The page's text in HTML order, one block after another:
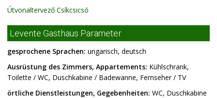
Útvonaltervező Csíkcsicsó
Levente Gasthaus Parameter
gesprochene Sprachen: ungarisch, deutsch
Ausrüstung des Zimmers, Appartements: Kühlschrank,
Toilette / WC, Duschkabine / Badewanne, Fernseher / TV
örtliche Dienstleistungen, Gegebenheiten: WC, Duschkabine